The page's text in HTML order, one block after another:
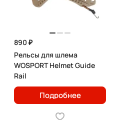
890 ₽
Рельсы для шлема
WOSPORT Helmet Guide
Rail
Подробнее